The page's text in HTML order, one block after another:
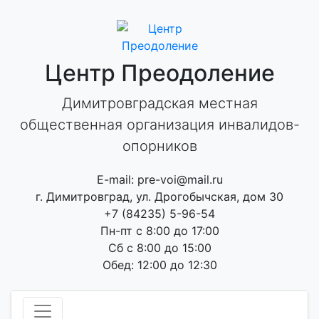
Центр Преодоление
Димитровградская местная
общественная организация инвалидов-
опорников
E-mail: pre-voi@mail.ru
г. Димитровград, ул. Дрогобычская, дом 30
+7 (84235) 5-96-54
Пн-пт с 8:00 до 17:00
Сб с 8:00 до 15:00
Обед: 12:00 до 12:30